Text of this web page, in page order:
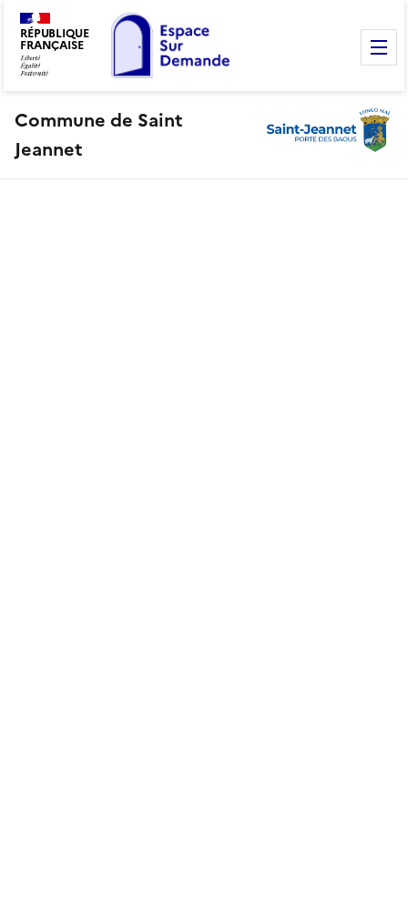
RÉPUBLIQUE
FRANÇAISE
Commune de Saint
Jeannet